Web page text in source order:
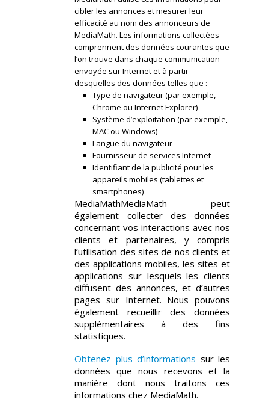
cibler les annonces et mesurer leur
efficacité au nom des annonceurs de
MediaMath. Les informations collectées
comprennent des données courantes que
l’on trouve dans chaque communication
envoyée sur Internet et à partir
desquelles des données telles que :
Type de navigateur (par exemple,
Chrome ou Internet Explorer)
Système d’exploitation (par exemple,
MAC ou Windows)
Langue du navigateur
Fournisseur de services Internet
Identifiant de la publicité pour les
appareils mobiles (tablettes et
smartphones)
MediaMathMediaMath peut
également collecter des données
concernant vos interactions avec nos
clients et partenaires, y compris
l’utilisation des sites de nos clients et
des applications mobiles, les sites et
applications sur lesquels les clients
diffusent des annonces, et d’autres
pages sur Internet. Nous pouvons
également recueillir des données
supplémentaires à des fins
statistiques.
Obtenez plus d’informations sur les
données que nous recevons et la
manière dont nous traitons ces
informations chez MediaMath.